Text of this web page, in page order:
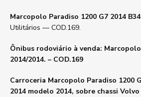
Marcopolo Paradiso 1200 G7 2014
Utilitários — COD.169.
Ônibus rodoviário à venda:
2014/2014. – COD.169
Carroceria Marcopolo Paradiso 1200
2014 modelo 2014, sobre chassi Volvo